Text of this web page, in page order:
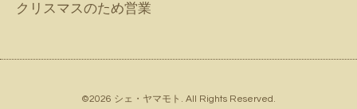
クリスマスのため営業
©2026 シェ・ヤマモト . All Rights Reserved.